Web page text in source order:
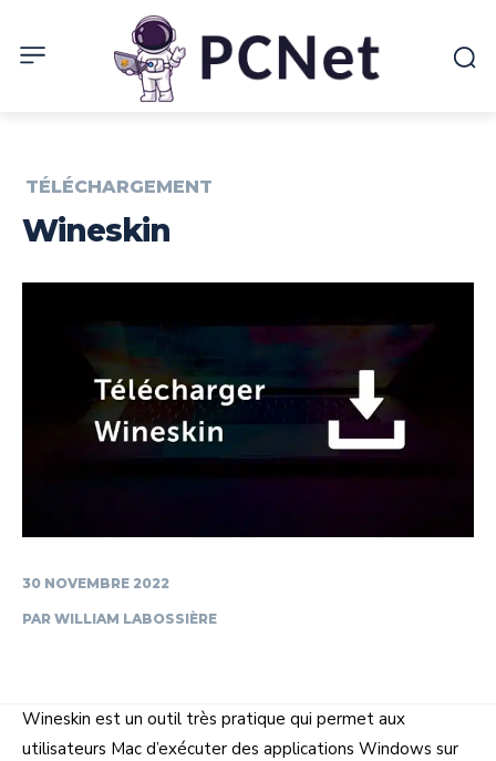
TÉLÉCHARGEMENT
Wineskin
30 NOVEMBRE 2022
PAR WILLIAM LABOSSIÈRE
Wineskin est un outil très pratique qui permet aux
utilisateurs Mac d’exécuter des applications Windows sur